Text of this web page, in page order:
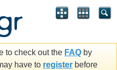
to check out the FAQ by
have to register before